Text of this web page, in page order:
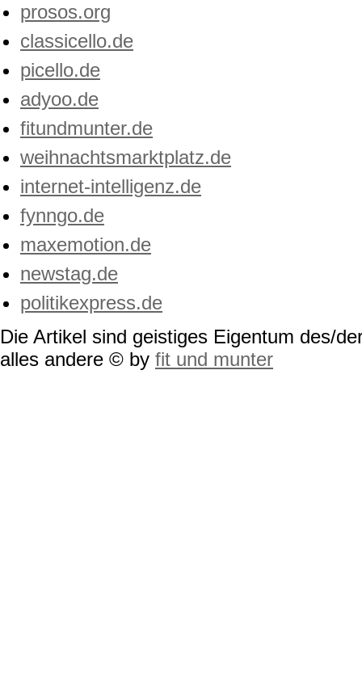
prosos.org
classicello.de
picello.de
adyoo.de
fitundmunter.de
weihnachtsmarktplatz.de
internet-intelligenz.de
fynngo.de
maxemotion.de
newstag.de
politikexpress.de
Die Artikel sind geistiges Eigentum des/
alles andere © by fit und munter